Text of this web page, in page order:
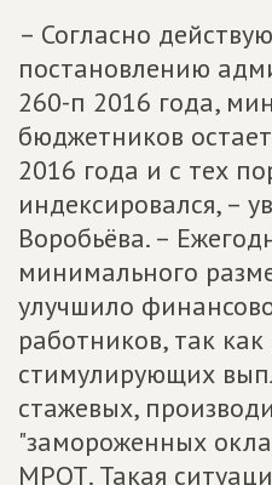
– Согласно
постановлению
260-п 2016 года,
бюджетников
2016 года и с тех
индексировался, –
Воробьёва. –
минимального
улучшило
работников, так как
стимулирующих
стажевых,
"замороженных
МРОТ. Такая